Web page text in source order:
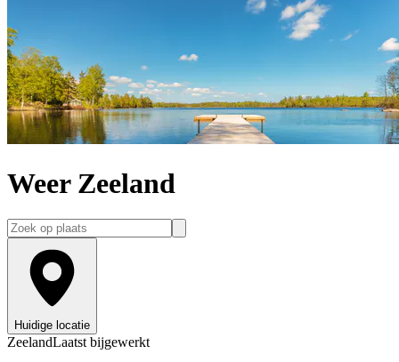
Weer Zeeland
Huidige locatie
ZeelandLaatst bijgewerkt